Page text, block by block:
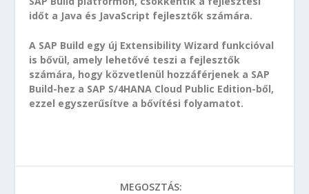
időt a Java és JavaScript fejlesztők számára.
A SAP Build egy új Extensibility Wizard funkcióval
is bővül, amely lehetővé teszi a fejlesztők
számára, hogy közvetlenül hozzáférjenek a SAP
Build-hez a SAP S/4HANA Cloud Public Edition-ből,
ezzel egyszerűsítve a bővítési folyamatot.
MEGOSZTÁS: